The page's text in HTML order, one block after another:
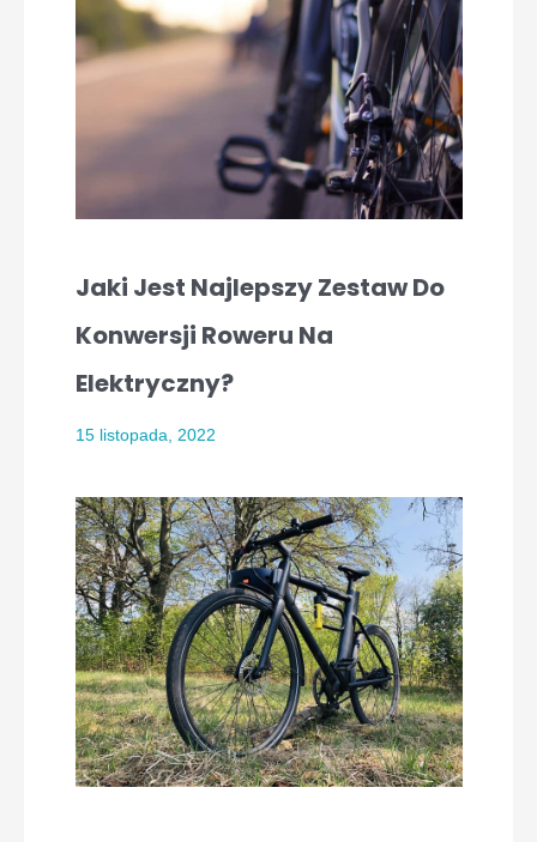
Jaki Jest Najlepszy Zestaw Do
Konwersji Roweru Na
Elektryczny?
15 listopada, 2022